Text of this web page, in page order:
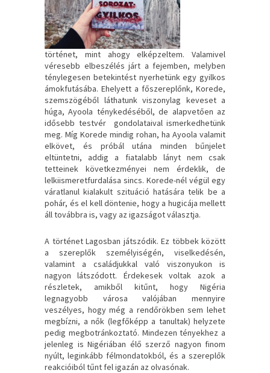
történet, mint ahogy elképzeltem. Valamivel
véresebb elbeszélés járt a fejemben, melyben
ténylegesen betekintést nyerhetünk egy gyilkos
ámokfutásába. Ehelyett a főszereplőnk, Korede,
szemszögéből láthatunk viszonylag keveset a
húga, Ayoola ténykedéséből, de alapvetően az
idősebb testvér gondolataival ismerkedhetünk
meg. Míg Korede mindig rohan, ha Ayoola valamit
elkövet, és próbál utána minden bűnjelet
eltüntetni, addig a fiatalabb lányt nem csak
tetteinek következményei nem érdeklik, de
lelkiismeretfurdalása sincs. Korede-nél végül egy
váratlanul kialakult szituáció hatására telik be a
pohár, és el kell döntenie, hogy a hugicája mellett
áll továbbra is, vagy az igazságot választja.
A történet Lagosban játszódik. Ez többek között
a szereplők személyiségén, viselkedésén,
valamint a családjukkal való viszonyukon is
nagyon látszódott. Érdekesek voltak azok a
részletek, amikből kitűnt, hogy Nigéria
legnagyobb városa valójában mennyire
veszélyes, hogy még a rendőrökben sem lehet
megbízni, a nők (legfőképp a tanultak) helyzete
pedig megbotránkoztató. Mindezen tényekhez a
jelenleg is Nigériában élő szerző nagyon finom
nyúlt, leginkább félmondatokból, és a szereplők
reakcióiból tűnt fel igazán az olvasónak.